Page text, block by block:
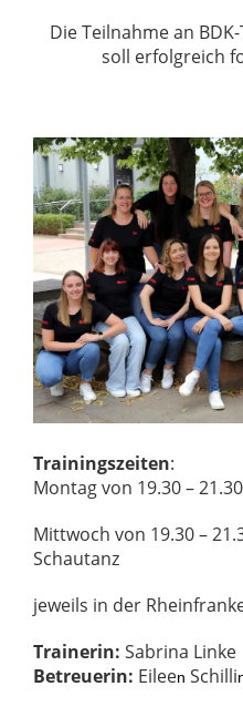
Die Teilnahme an
soll erfolgreich
Trainingszeiten:
Montag von 19.30 –
Mittwoch von 19.30 –
Schautanz
jeweils in der
Trainerin: Sabrina Linke
Betreuerin: Eileen Schilli